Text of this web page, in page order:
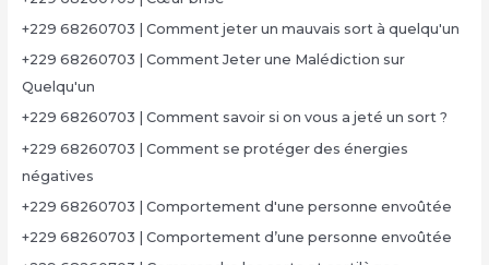
+229 68260703 | Comment jeter un mauvais sort à quelqu'un
+229 68260703 | Comment Jeter une Malédiction sur
Quelqu'un
+229 68260703 | Comment savoir si on vous a jeté un sort ?
+229 68260703 | Comment se protéger des énergies
négatives
+229 68260703 | Comportement d'une personne envoûtée
+229 68260703 | Comportement d’une personne envoûtée